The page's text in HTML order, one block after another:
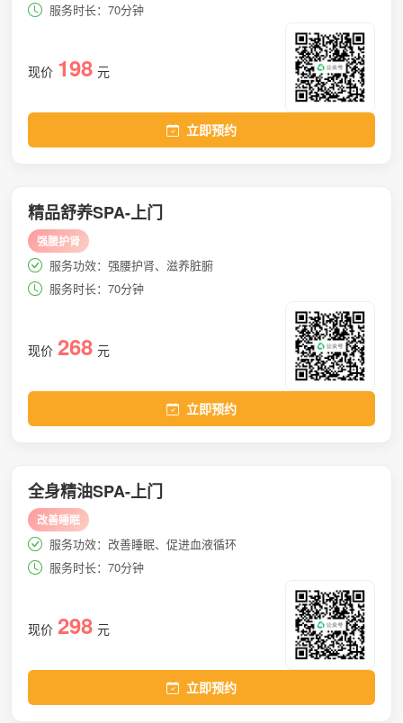
服务时长：70分钟
现价 198 元
立即预约
精品舒养SPA-上门
强腰护肾
服务功效：强腰护肾、滋养脏腑
服务时长：70分钟
现价 268 元
立即预约
全身精油SPA-上门
改善睡眠
服务功效：改善睡眠、促进血液循环
服务时长：70分钟
现价 298 元
立即预约